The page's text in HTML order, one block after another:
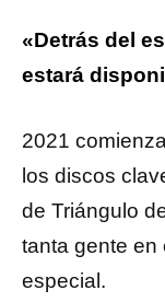
«Detrás del
estará
2021
los discos
de Triángulo
tanta gente en
especial.